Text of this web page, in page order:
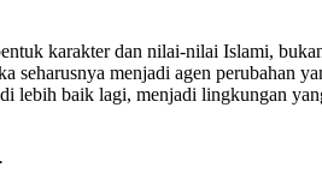
karakter dan nilai-nilai Islami,
seharusnya menjadi agen perubahan
lebih baik lagi, menjadi lingkungan